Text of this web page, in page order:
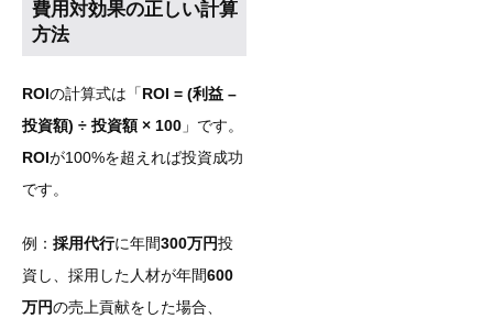
費用対効果の正しい計算
方法
ROIの計算式は「ROI = (利益 –
投資額) ÷ 投資額 × 100 」です。
ROIが100%を超えれば投資成功
です。
例： 採用代行に年間300万円投
資し、採用した人材が年間600
万円の売上貢献をした場合、